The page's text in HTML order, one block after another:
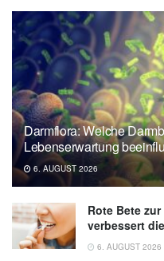
Madaus,
Heilmittel,
Costa, Joana
Darwin's
tristylous
salicaria)", in:
Volume 104
Library
Liath,
Demand,
Bader,
Pflanzen für
Darmflora: Welche
Lebenserwartung
6. AUGUST 2026
Rote Bete
verbessert
6. AUGUST 2026